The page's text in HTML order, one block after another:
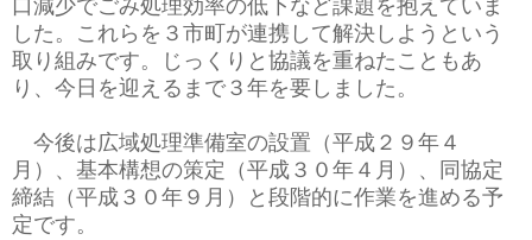
口減少でごみ処理効率の低下など課題を抱えていま
した。これらを３市町が連携して解決しようという
取り組みです。じっくりと協議を重ねたこともあ
り、今日を迎えるまで３年を要しました。
今後は広域処理準備室の設置（平成２９年４
月）、基本構想の策定（平成３０年４月）、同協定
締結（平成３０年９月）と段階的に作業を進める予
定です。